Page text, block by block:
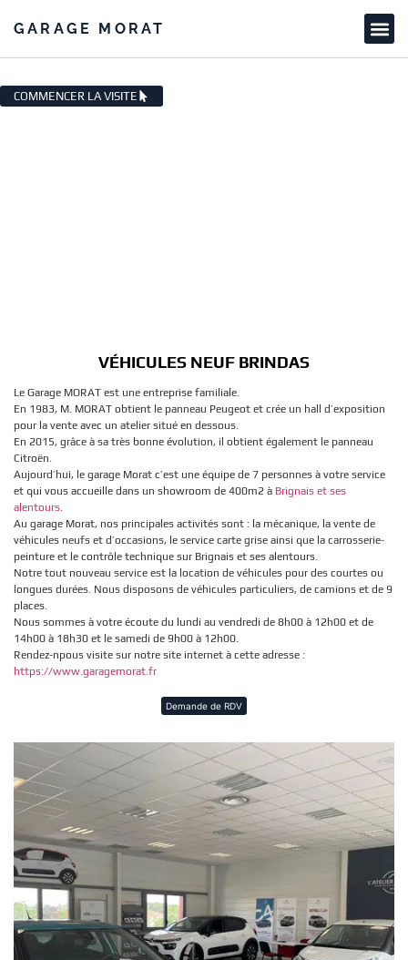
GARAGE MORAT
COMMENCER LA VISITE
VÉHICULES NEUF BRINDAS
Le Garage MORAT est une entreprise familiale.
En 1983, M. MORAT obtient le panneau Peugeot et crée un hall d’exposition
pour la vente avec un atelier situé en dessous.
En 2015, grâce à sa très bonne évolution, il obtient également le panneau
Citroën.
Aujourd’hui, le garage Morat c’est une équipe de 7 personnes à votre service
et qui vous accueille dans un showroom de 400m2 à Brignais et ses
alentours.
Au garage Morat, nos principales activités sont : la mécanique, la vente de
véhicules neufs et d’occasions, le service carte grise ainsi que la carrosserie-
peinture et le contrôle technique sur Brignais et ses alentours.
Notre tout nouveau service est la location de véhicules pour des courtes ou
longues durées. Nous disposons de véhicules particuliers, de camions et de 9
places.
Nous sommes à votre écoute du lundi au vendredi de 8h00 à 12h00 et de
14h00 à 18h30 et le samedi de 9h00 à 12h00.
Rendez-npous visite sur notre site internet à cette adresse :
https://www.garagemorat.fr
Demande de RDV